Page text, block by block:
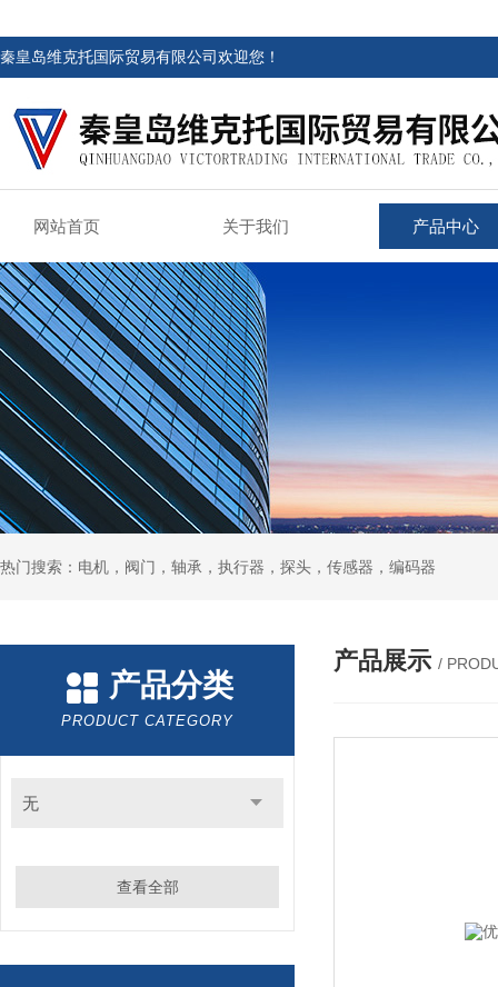
秦皇岛维克托国际贸易有限公司欢迎您！
网站首页 关于我们 产品中心
热门搜索：电机，阀门，轴承，执行器，探头，传感器，编码器
产品分类
PRODUCT CATEGORY
无
查看全部
产品展示 /